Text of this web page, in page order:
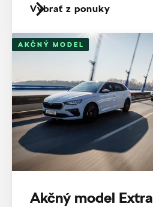
Vybrať z ponuky
AKČNÝ MODEL
Akčný model Extra